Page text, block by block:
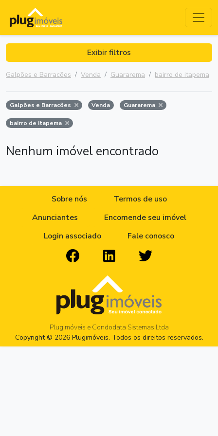
Exibir filtros
Galpões e Barracões Venda Guararema bairro de itapema
Galpões e Barracões Venda Guararema
bairro de itapema
Nenhum imóvel encontrado
Sobre nós
Termos de uso
Anunciantes
Encomende seu imóvel
Login associado
Fale conosco
Plugimóveis e Condodata Sistemas Ltda
Copyright © 2026 Plugimóveis. Todos os direitos reservados.